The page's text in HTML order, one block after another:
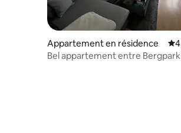
Appartement en résidence
Bel appartement entre